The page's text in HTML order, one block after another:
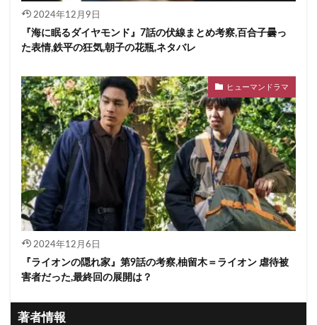
2024年12月9日
『海に眠るダイヤモンド』7話の伏線まとめ考察,百合子曇っ
た表情,鉄平の狂気,朝子の花瓶,ネタバレ
ヒューマンドラマ
2024年12月6日
『ライオンの隠れ家』第9話の考察,柚留木＝ライオン 虐待被
害者だった,最終回の展開は？
著者情報